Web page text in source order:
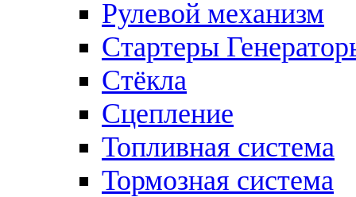
Рулевой механизм
Стартеры
Стёкла
Сцепление
Топливная система
Тормозная система